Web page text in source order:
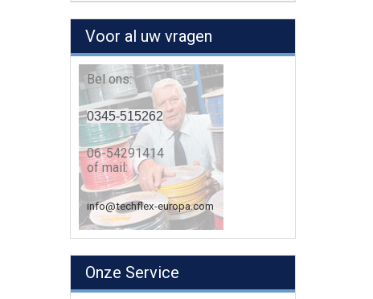
Voor al uw vragen
Bel ons:
0345-515262
06-54291414
of mail:
info@techflex-europa.com
Onze Service